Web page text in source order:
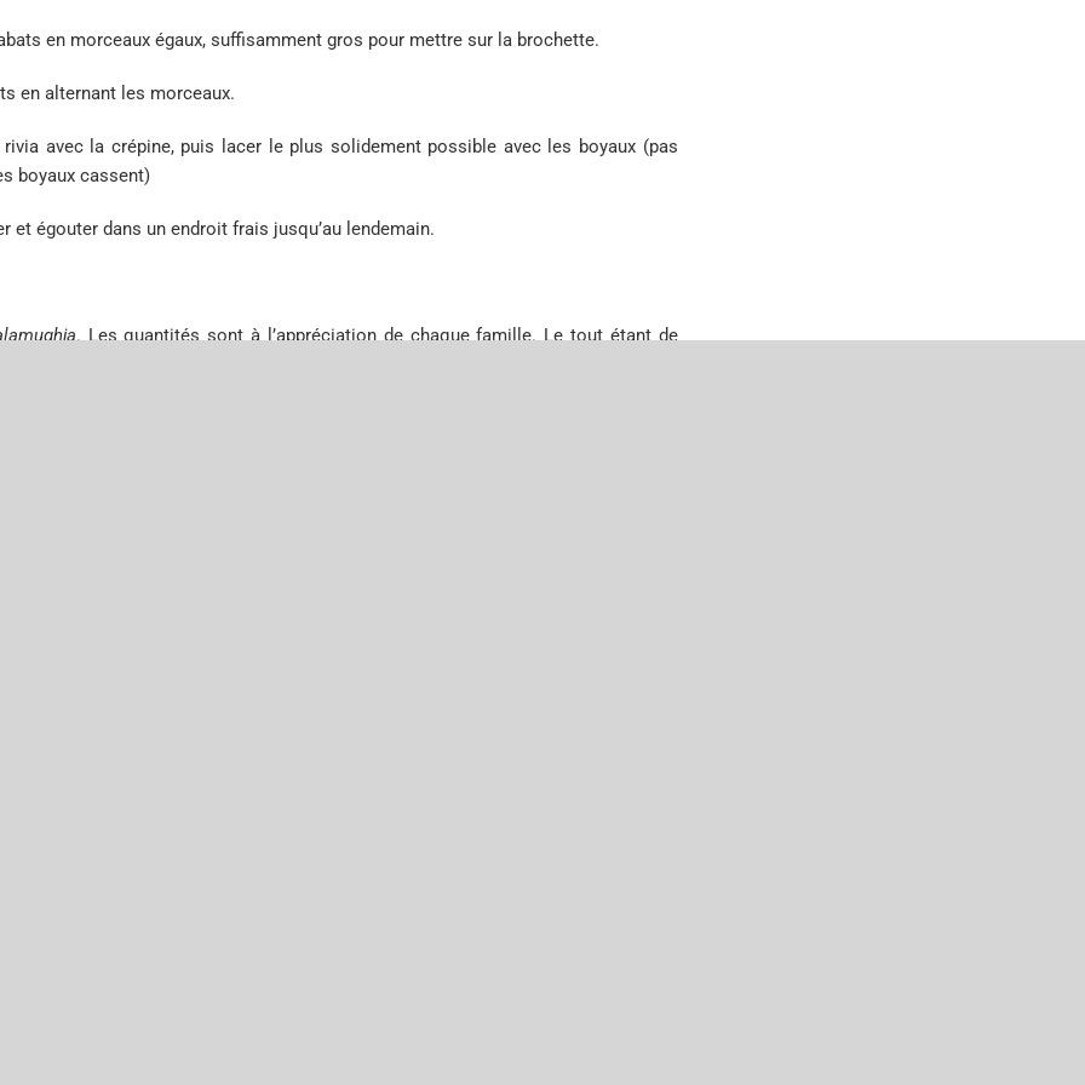
en morceaux égaux, suffisamment gros pour mettre sur la brochette.
en alternant les morceaux.
avec la crépine, puis lacer le plus solidement possible avec les boyaux (pas
boyaux cassent)
et égouter dans un endroit frais jusqu’au lendemain.
. Les quantités sont à l’appréciation de chaque famille. Le tout étant de